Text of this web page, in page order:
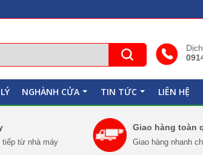
NGHÀNH CỬA TIN TỨC LIÊN HỆ
từ nhà máy
Giao hàng toàn
Giao hàng nhanh